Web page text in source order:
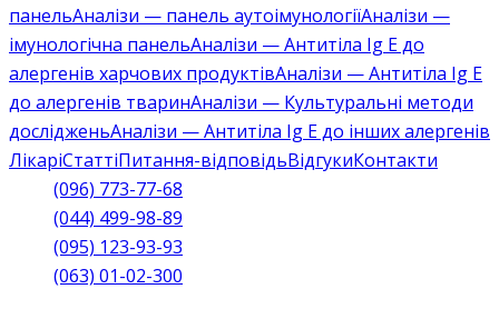
панельАналізи — панель аутоімунологіїАналізи —
імунологічна панельАналізи — Антитіла Ig E до
алергенів харчових продуктівАналізи — Антитіла Ig E
до алергенів тваринАналізи — Культуральні методи
дослідженьАналізи — Антитіла Ig E до інших алергенів
ЛікаріСтаттіПитання-відповідьВідгукиКонтакти
(096) 773-77-68
(044) 499-98-89
(095) 123-93-93
(063) 01-02-300